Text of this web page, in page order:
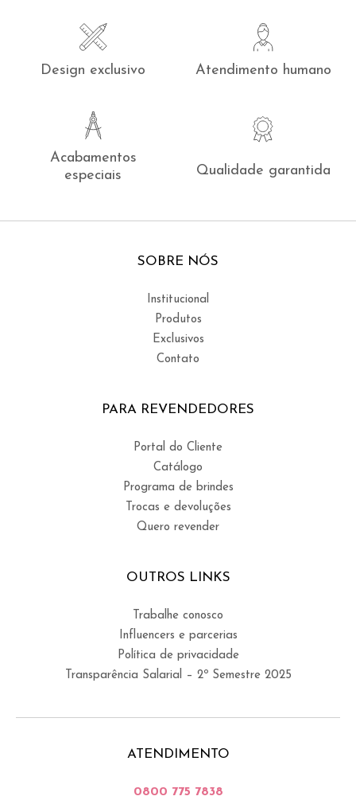
Design exclusivo Atendimento humano
Acabamentos
especiais
Qualidade garantida
SOBRE NÓS
Institucional
Produtos
Exclusivos
Contato
PARA REVENDEDORES
Portal do Cliente
Catálogo
Programa de brindes
Trocas e devoluções
Quero revender
OUTROS LINKS
Trabalhe conosco
Influencers e parcerias
Política de privacidade
Transparência Salarial – 2º Semestre 2025
ATENDIMENTO
0800 775 7838